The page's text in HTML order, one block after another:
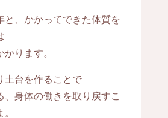
と、かかってできた体質を
ります。
土台を作ることで
、身体の働きを取り戻すこ